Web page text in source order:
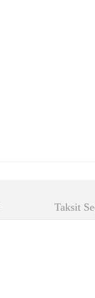
Taksit